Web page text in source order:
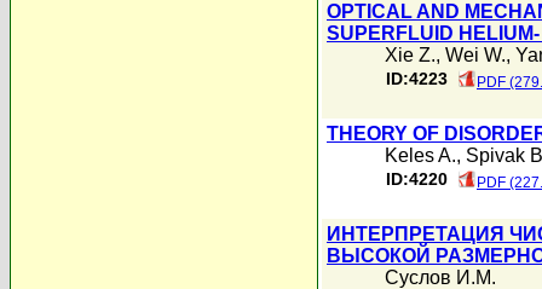
OPTICAL AND
SUPERFLUID
Xie Z., Wei W.,
ID:4223 PDF
THEORY OF
Keles A., Spivak
ID:4220 PDF
ИНТЕРПРЕТАЦИЯ
ВЫСОКОЙ
Суслов И.М.